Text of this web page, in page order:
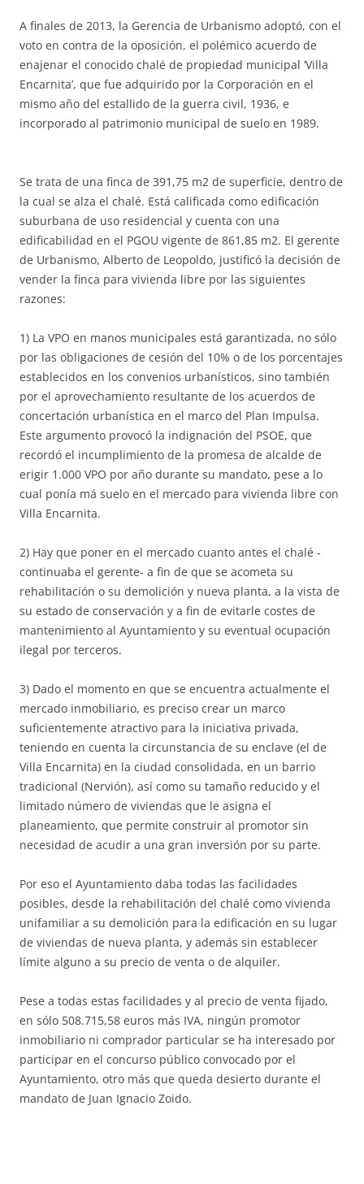
A finales de 2013, la Gerencia de Urbanismo adoptó, con el
voto en contra de la oposición, el polémico acuerdo de
enajenar el conocido chalé de propiedad municipal ‘Villa
Encarnita’, que fue adquirido por la Corporación en el
mismo año del estallido de la guerra civil, 1936, e
incorporado al patrimonio municipal de suelo en 1989.
Se trata de una finca de 391,75 m2 de superficie, dentro de
la cual se alza el chalé. Está calificada como edificación
suburbana de uso residencial y cuenta con una
edificabilidad en el PGOU vigente de 861,85 m2. El gerente
de Urbanismo, Alberto de Leopoldo, justificó la decisión de
vender la finca para vivienda libre por las siguientes
razones:
1) La VPO en manos municipales está garantizada, no sólo
por las obligaciones de cesión del 10% o de los porcentajes
establecidos en los convenios urbanísticos, sino también
por el aprovechamiento resultante de los acuerdos de
concertación urbanística en el marco del Plan Impulsa.
Este argumento provocó la indignación del PSOE, que
recordó el incumplimiento de la promesa de alcalde de
erigir 1.000 VPO por año durante su mandato, pese a lo
cual ponía má suelo en el mercado para vivienda libre con
Villa Encarnita.
2) Hay que poner en el mercado cuanto antes el chalé -
continuaba el gerente- a fin de que se acometa su
rehabilitación o su demolición y nueva planta, a la vista de
su estado de conservación y a fin de evitarle costes de
mantenimiento al Ayuntamiento y su eventual ocupación
ilegal por terceros.
3) Dado el momento en que se encuentra actualmente el
mercado inmobiliario, es preciso crear un marco
suficientemente atractivo para la iniciativa privada,
teniendo en cuenta la circunstancia de su enclave (el de
Villa Encarnita) en la ciudad consolidada, en un barrio
tradicional (Nervión), así como su tamaño reducido y el
limitado número de viviendas que le asigna el
planeamiento, que permite construir al promotor sin
necesidad de acudir a una gran inversión por su parte.
Por eso el Ayuntamiento daba todas las facilidades
posibles, desde la rehabilitación del chalé como vivienda
unifamiliar a su demolición para la edificación en su lugar
de viviendas de nueva planta, y además sin establecer
límite alguno a su precio de venta o de alquiler.
Pese a todas estas facilidades y al precio de venta fijado,
en sólo 508.715,58 euros más IVA, ningún promotor
inmobiliario ni comprador particular se ha interesado por
participar en el concurso público convocado por el
Ayuntamiento, otro más que queda desierto durante el
mandato de Juan Ignacio Zoido.